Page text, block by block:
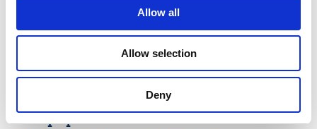
Allow all
Allow selection
Deny
9.7.2026
Arvopaperimarkkinalain 9 luvun 10